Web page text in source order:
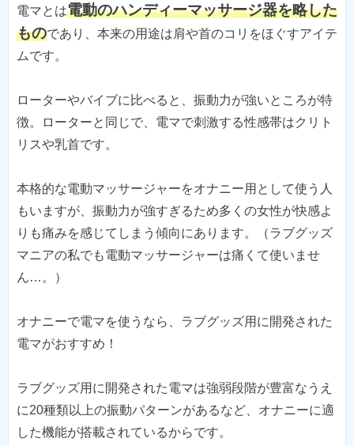
電マとは電動のハンディーマッサージ器を略した
ものであり、本来の用途は肩や首のコリをほぐすアイテ
ムです。
ローターやバイブに比べると、振動力が強いところが特
徴。ローターと同じで、電マで刺激する性感帯はクリト
リスや乳首です。
本格的な電動マッサージャーをオナニー用として使う人
もいますが、振動力が強すぎるため多くの女性が快感よ
りも痛みを感じてしまう傾向にあります。（ラブグッズ
マニアの私でも電動マッサージャーは痛くて使いませ
ん…。）
オナニーで電マを使うなら、ラブグッズ用に開発された
電マがおすすめ！
ラブグッズ用に開発された電マは強弱段階が豊富なうえ
に20種類以上の振動パターンがあるなど、オナニーに適
した機能が搭載されているからです。